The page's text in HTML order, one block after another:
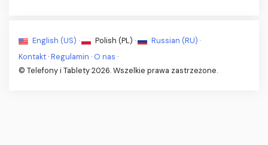
English (US) · Polish (PL) ·
Russian (RU) ·
Kontakt ·Regulamin · O nas ·
© Telefony i Tablety 2026. Wszelkie prawa zastrzeżone.